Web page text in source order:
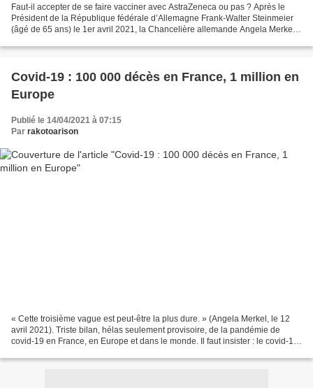
Faut-il accepter de se faire vacciner avec AstraZeneca ou pas ? Après le
Président de la République fédérale d’Allemagne Frank-Walter Steinmeier
(âgé de 65 ans) le 1er avril 2021, la Chancelière allemande Angela Merkel
Covid-19 : 100 000 décès en France, 1 million en
Europe
Publié le 14/04/2021 à 07:15
Par rakotoarison
« Cette troisième vague est peut-être la plus dure. » (Angela Merkel, le 12
avril 2021). Triste bilan, hélas seulement provisoire, de la pandémie de
covid-19 en France, en Europe et dans le monde. Il faut insister : le covid-19